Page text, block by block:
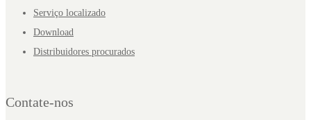
Serviço localizado
Download
Distribuidores procurados
Contate-nos